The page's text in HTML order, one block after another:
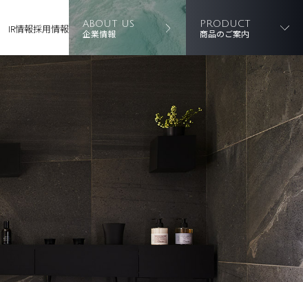
IR情報採用情報 ABOUT US
企業情報
PRODUCT
商品のご案内